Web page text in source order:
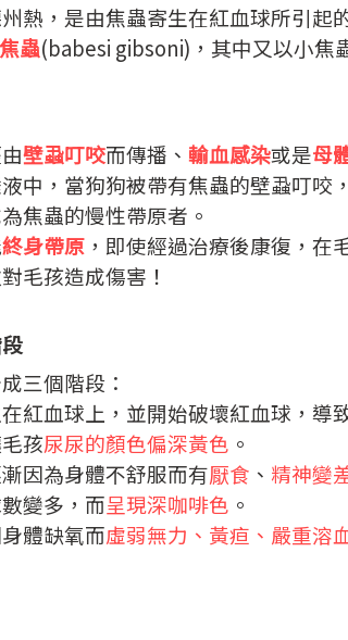
熱，是由焦蟲寄生在紅血球所引起
蟲(babesi gibsoni)，其中又以小焦
壁蝨叮咬而傳播、 輸血感染或是母
中，當狗狗被帶有焦蟲的壁蝨叮咬
焦蟲的慢性帶原者。
終身帶原 ，即使經過治療後康復，在
毛孩造成傷害！
三個階段：
在紅血球上，並開始破壞紅血球，導
孩尿尿的顏色偏深黃色 。
漸因為身體不舒服而有厭食 、 精神變
變多，而呈現深咖啡色 。
體缺氧而虛弱無力、黃疸、嚴重溶